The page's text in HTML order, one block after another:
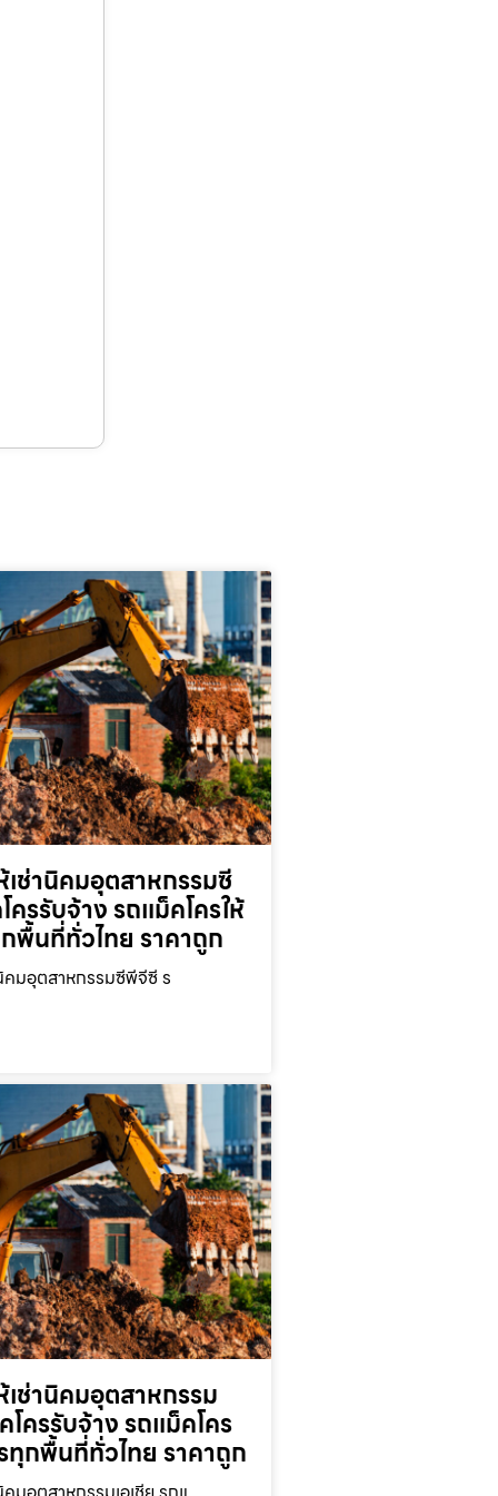
เช่านิคมอุตสาหกรรมซี
รรับจ้าง รถแม็คโครให้
พื้นที่ทั่วไทย ราคาถูก
คมอุตสาหกรรมซีพีจีซี ร
เช่านิคมอุตสาหกรรม
โครรับจ้าง รถแม็คโคร
ทุกพื้นที่ทั่วไทย ราคาถูก